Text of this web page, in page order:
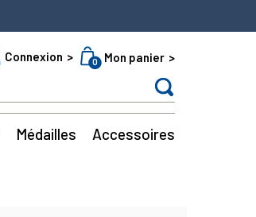
Connexion 0 Mon panier
Médailles Accessoires